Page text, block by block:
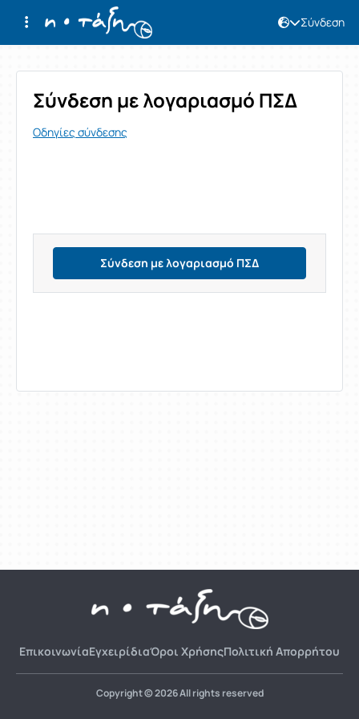
Σύνδεση
Σύνδεση
Σύνδεση με λογαριασμό ΠΣΔ
Οδηγίες σύνδεσης
Σύνδεση με λογαριασμό ΠΣΔ
ΕπικοινωνίαΕγχειρίδιαΌροι ΧρήσηςΠολιτική Απορρήτου
Copyright © 2026 All rights reserved